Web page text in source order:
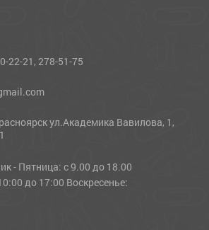
22-21, 278-51-75
ул.Академика Вавилова, 1,
- Пятница: с 9.00 до 18.00
до 17:00 Воскресенье: